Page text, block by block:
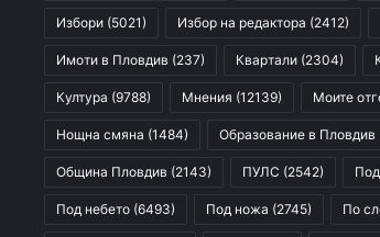
Избори (5021) Избор на редактора (2412)
Имоти в Пловдив (237) Квартали (2304)
Култура (9788) Мнения (12139) Моите
Нощна смяна (1484) Образование в Пловдив
Община Пловдив (2143) ПУЛС (2542)
Под небето (6493) Под ножа (2745) По